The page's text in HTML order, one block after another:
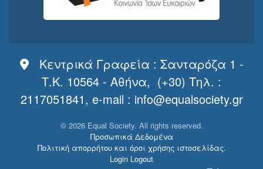
Κεντρικά Γραφεία : Σανταρόζα 1 -
Τ.Κ. 10564 - Αθήνα, (+30) Τηλ. :
2117051841, e-mail : info@equalsociety.gr
© 2026Equal Society. All rights reserved.
Προσωπικά Δεδομένα
Πολιτική απορρήτου και όροι χρήσης ιστοσελίδας.
Login Logout